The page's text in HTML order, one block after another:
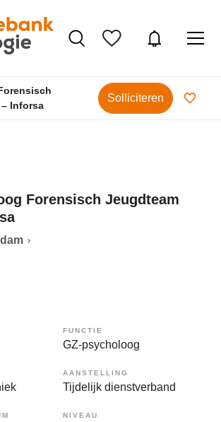
Inforsa
Solliciteren
Forensisch Jeugdteam
FUNCTIE
GZ-psycholoog
AANSTELLING
Tijdelijk dienstverband
NIVEAU